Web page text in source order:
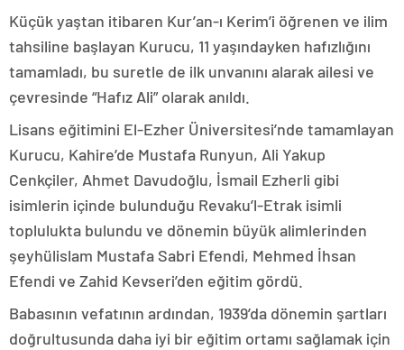
Küçük yaştan itibaren Kur’an-ı Kerim’i öğrenen ve ilim
tahsiline başlayan Kurucu, 11 yaşındayken hafızlığını
tamamladı, bu suretle de ilk unvanını alarak ailesi ve
çevresinde “Hafız Ali” olarak anıldı.
Lisans eğitimini El-Ezher Üniversitesi’nde tamamlayan
Kurucu, Kahire’de Mustafa Runyun, Ali Yakup
Cenkçiler, Ahmet Davudoğlu, İsmail Ezherli gibi
isimlerin içinde bulunduğu Revaku’l-Etrak isimli
toplulukta bulundu ve dönemin büyük alimlerinden
şeyhülislam Mustafa Sabri Efendi, Mehmed İhsan
Efendi ve Zahid Kevseri’den eğitim gördü.
Babasının vefatının ardından, 1939’da dönemin şartları
doğrultusunda daha iyi bir eğitim ortamı sağlamak için